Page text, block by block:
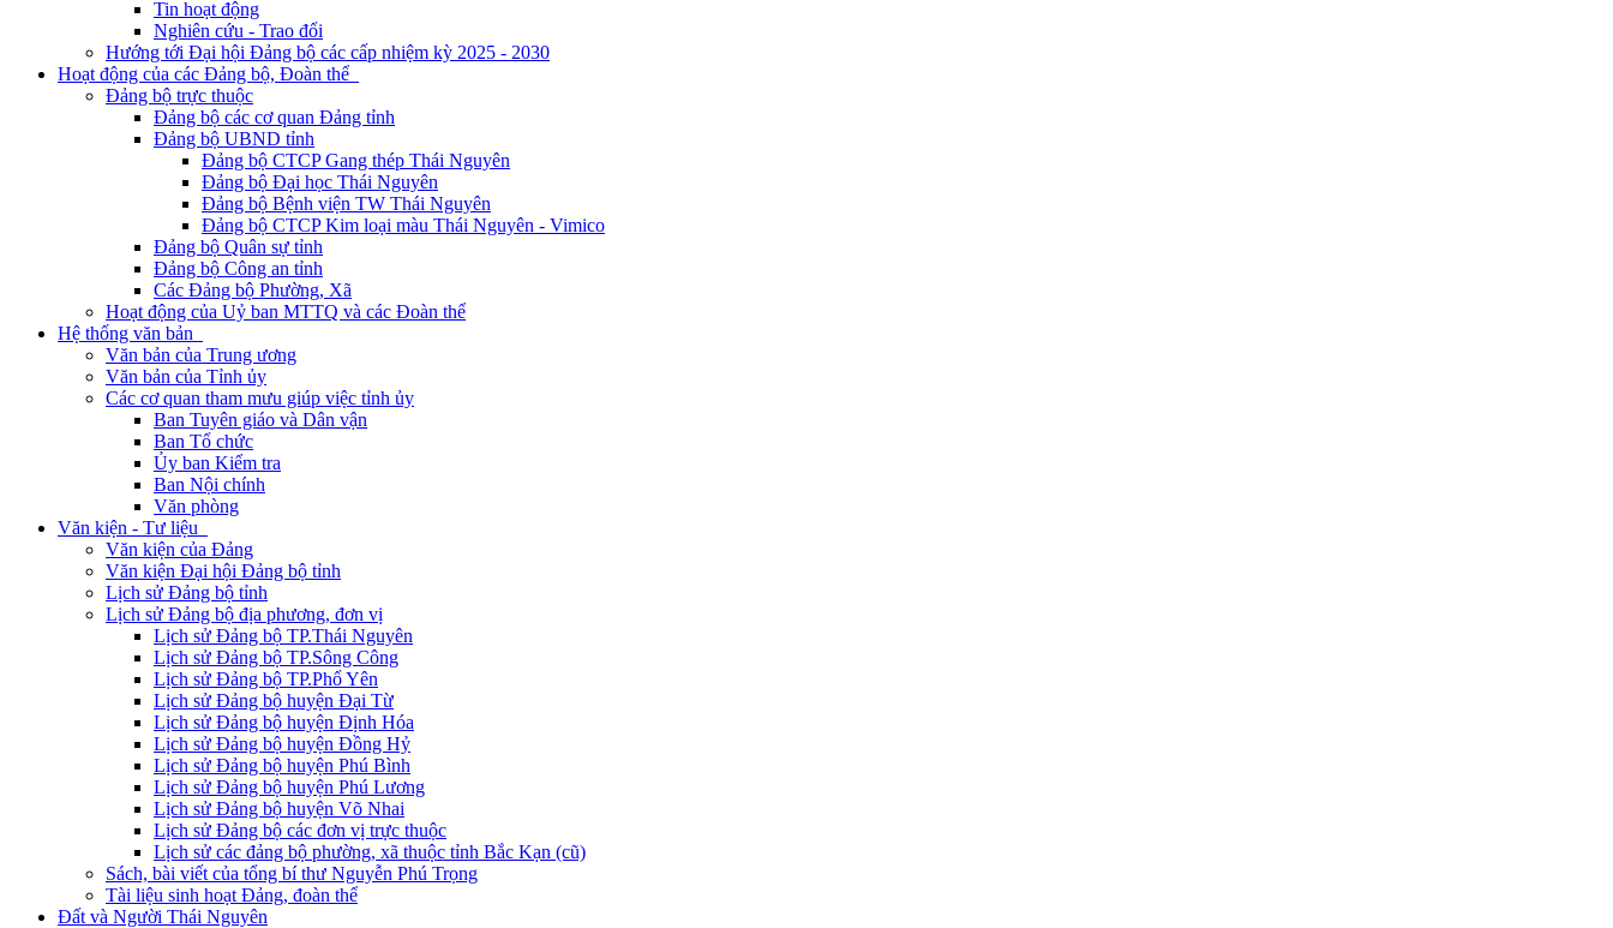
Tin hoạt động
Nghiên cứu - Trao đổi
Hướng tới Đại hội Đảng bộ các cấp nhiệm kỳ 2025 - 2030
Hoạt động của các Đảng bộ, Đoàn thể
Đảng bộ trực thuộc
Đảng bộ các cơ quan Đảng tỉnh
Đảng bộ UBND tỉnh
Đảng bộ CTCP Gang thép Thái Nguyên
Đảng bộ Đại học Thái Nguyên
Đảng bộ Bệnh viện TW Thái Nguyên
Đảng bộ CTCP Kim loại màu Thái Nguyên - Vimico
Đảng bộ Quân sự tỉnh
Đảng bộ Công an tỉnh
Các Đảng bộ Phường, Xã
Hoạt động của Uỷ ban MTTQ và các Đoàn thể
Hệ thống văn bản
Văn bản của Trung ương
Văn bản của Tỉnh ủy
Các cơ quan tham mưu giúp việc tỉnh ủy
Ban Tuyên giáo và Dân vận
Ban Tổ chức
Ủy ban Kiểm tra
Ban Nội chính
Văn phòng
Văn kiện - Tư liệu
Văn kiện của Đảng
Văn kiện Đại hội Đảng bộ tỉnh
Lịch sử Đảng bộ tỉnh
Lịch sử Đảng bộ địa phương, đơn vị
Lịch sử Đảng bộ TP.Thái Nguyên
Lịch sử Đảng bộ TP.Sông Công
Lịch sử Đảng bộ TP.Phổ Yên
Lịch sử Đảng bộ huyện Đại Từ
Lịch sử Đảng bộ huyện Định Hóa
Lịch sử Đảng bộ huyện Đồng Hỷ
Lịch sử Đảng bộ huyện Phú Bình
Lịch sử Đảng bộ huyện Phú Lương
Lịch sử Đảng bộ huyện Võ Nhai
Lịch sử Đảng bộ các đơn vị trực thuộc
Lịch sử các đảng bộ phường, xã thuộc tỉnh Bắc Kạn (cũ)
Sách, bài viết của tổng bí thư Nguyễn Phú Trọng
Tài liệu sinh hoạt Đảng, đoàn thể
Đất và Người Thái Nguyên